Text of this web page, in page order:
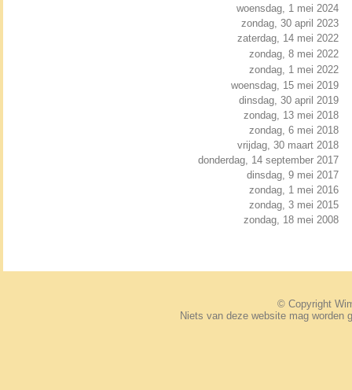
woensdag, 1 mei 2024
zondag, 30 april 2023
zaterdag, 14 mei 2022
zondag, 8 mei 2022
zondag, 1 mei 2022
woensdag, 15 mei 2019
dinsdag, 30 april 2019
zondag, 13 mei 2018
zondag, 6 mei 2018
vrijdag, 30 maart 2018
donderdag, 14 september 2017
dinsdag, 9 mei 2017
zondag, 1 mei 2016
zondag, 3 mei 2015
zondag, 18 mei 2008
© Copyright
Niets van deze website mag worden